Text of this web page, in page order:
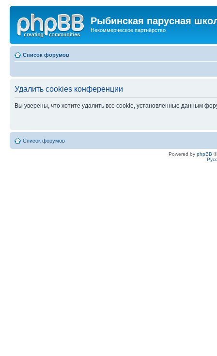
Рыбинская парусная
Некоммерческое партнёрство
Список форумов
Удалить cookies конференции
Вы уверены, что хотите удалить все cookie, установленные данным
Список форумов
Powered by phpBB